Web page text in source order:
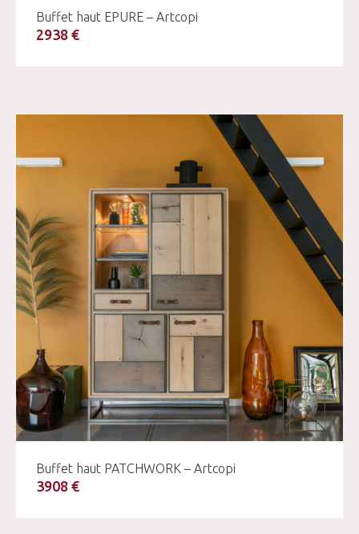
Buffet haut EPURE – Artcopi
2938 €
Buffet haut PATCHWORK – Artcopi
3908 €